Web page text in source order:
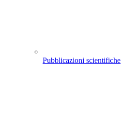
Pubblicazioni scientifiche